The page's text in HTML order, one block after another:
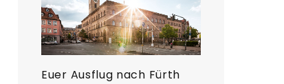
Euer Ausflug nach Fürth